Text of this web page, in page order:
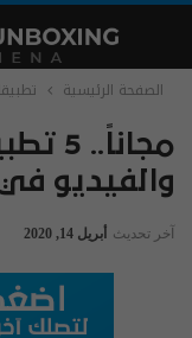
الصفحة الرئيسية
والفيديو
آخر تحديث أبريل 14, 2020